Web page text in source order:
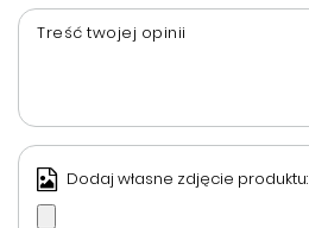
Treść twojej opinii
Dodaj własne zdjęcie produktu: